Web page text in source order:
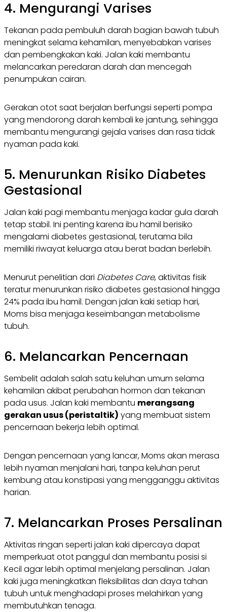
4. Mengurangi Varises
Tekanan pada pembuluh darah bagian bawah tubuh
meningkat selama kehamilan, menyebabkan varises
dan pembengkakan kaki. Jalan kaki membantu
melancarkan peredaran darah dan mencegah
penumpukan cairan.
Gerakan otot saat berjalan berfungsi seperti pompa
yang mendorong darah kembali ke jantung, sehingga
membantu mengurangi gejala varises dan rasa tidak
nyaman pada kaki.
5. Menurunkan Risiko Diabetes
Gestasional
Jalan kaki pagi membantu menjaga kadar gula darah
tetap stabil. Ini penting karena ibu hamil berisiko
mengalami diabetes gestasional, terutama bila
memiliki riwayat keluarga atau berat badan berlebih.
Menurut penelitian dari Diabetes Care, aktivitas fisik
teratur menurunkan risiko diabetes gestasional hingga
24% pada ibu hamil. Dengan jalan kaki setiap hari,
Moms bisa menjaga keseimbangan metabolisme
tubuh.
6. Melancarkan Pencernaan
Sembelit adalah salah satu keluhan umum selama
kehamilan akibat perubahan hormon dan tekanan
pada usus. Jalan kaki membantu merangsang
gerakan usus (peristaltik) yang membuat sistem
pencernaan bekerja lebih optimal.
Dengan pencernaan yang lancar, Moms akan merasa
lebih nyaman menjalani hari, tanpa keluhan perut
kembung atau konstipasi yang mengganggu aktivitas
harian.
7. Melancarkan Proses Persalinan
Aktivitas ringan seperti jalan kaki dipercaya dapat
memperkuat otot panggul dan membantu posisi si
Kecil agar lebih optimal menjelang persalinan. Jalan
kaki juga meningkatkan fleksibilitas dan daya tahan
tubuh untuk menghadapi proses melahirkan yang
membutuhkan tenaga.